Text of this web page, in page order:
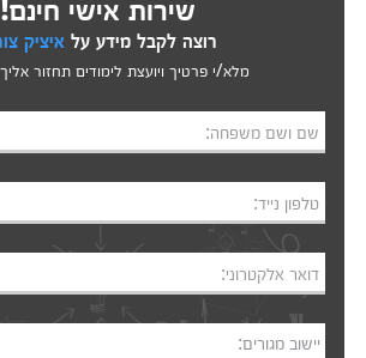
רוצה לקבל מידע עלאיציק
מלא/י פרטיך ויועצת לימודים תחזור
שם ושם משפחה:
טלפון נייד:
דואר אלקטרוני:
יישוב מגורים: